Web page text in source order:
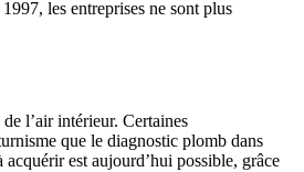
les entreprises ne sont plus
l’air intérieur. Certaines
que le diagnostic plomb dans
est aujourd’hui possible, grâce